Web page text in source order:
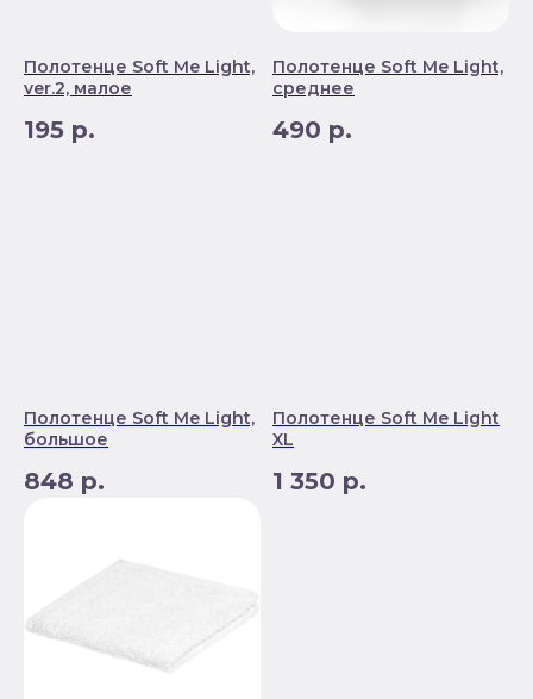
Полотенце Soft Me Light,
ver.2, малое
195 р.
Полотенце Soft Me Light,
среднее
490 р.
Полотенце Soft Me Light,
большое
848 р.
Полотенце Soft Me Light
XL
1 350 р.